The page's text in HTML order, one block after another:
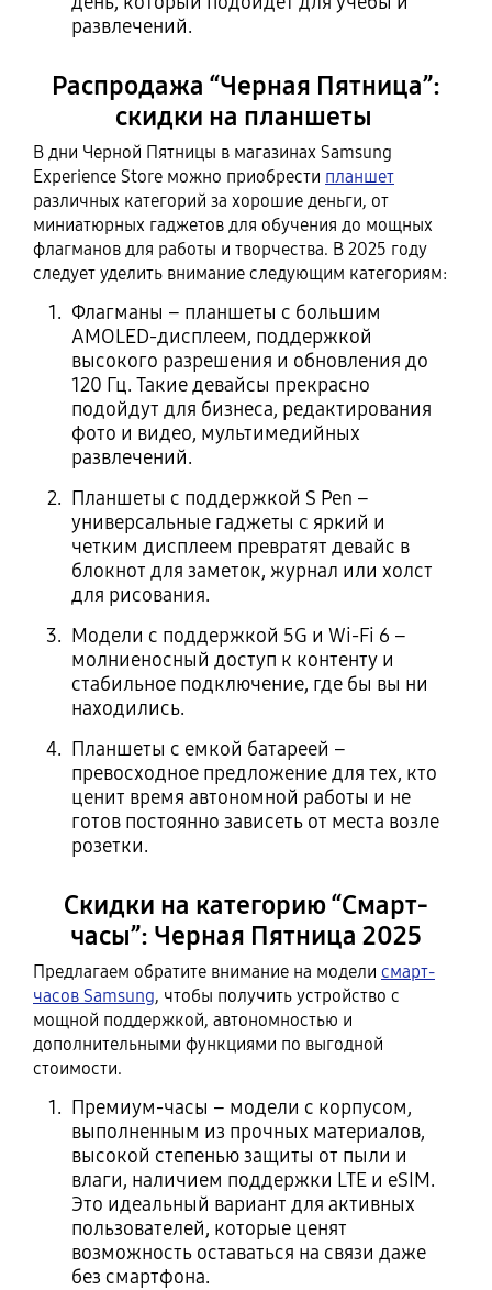
развлечений.
Распродажа “Черная Пятница”:
скидки на планшеты
В дни Черной Пятницы в магазинах Samsung
Experience Store можно приобрести планшет
различных категорий за хорошие деньги, от
миниатюрных гаджетов для обучения до мощных
флагманов для работы и творчества. В 2025 году
следует уделить внимание следующим категориям:
Флагманы – планшеты с большим
AMOLED-дисплеем, поддержкой
высокого разрешения и обновления до
120 Гц. Такие девайсы прекрасно
подойдут для бизнеса, редактирования
фото и видео, мультимедийных
развлечений.
Планшеты с поддержкой S Pen –
универсальные гаджеты с яркий и
четким дисплеем превратят девайс в
блокнот для заметок, журнал или холст
для рисования.
Модели с поддержкой 5G и Wi-Fi 6 –
молниеносный доступ к контенту и
стабильное подключение, где бы вы ни
находились.
Планшеты с емкой батареей –
превосходное предложение для тех, кто
ценит время автономной работы и не
готов постоянно зависеть от места возле
розетки.
Скидки на категорию “Смарт-
часы”: Черная Пятница 2025
Предлагаем обратите внимание на модели смарт-
часов Samsung, чтобы получить устройство с
мощной поддержкой, автономностью и
дополнительными функциями по выгодной
стоимости.
Премиум-часы – модели с корпусом,
выполненным из прочных материалов,
высокой степенью защиты от пыли и
влаги, наличием поддержки LTE и eSIM.
Это идеальный вариант для активных
пользователей, которые ценят
возможность оставаться на связи даже
без смартфона.